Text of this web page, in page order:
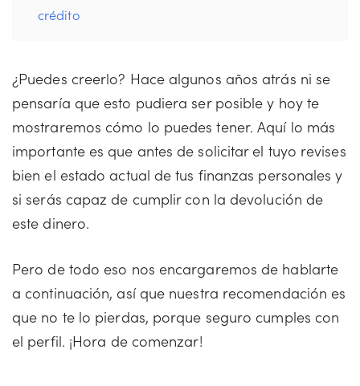
crédito
¿Puedes creerlo? Hace algunos años atrás ni se
pensaría que esto pudiera ser posible y hoy te
mostraremos cómo lo puedes tener. Aquí lo más
importante es que antes de solicitar el tuyo revises
bien el estado actual de tus finanzas personales y
si serás capaz de cumplir con la devolución de
este dinero.
Pero de todo eso nos encargaremos de hablarte
a continuación, así que nuestra recomendación es
que no te lo pierdas, porque seguro cumples con
el perfil. ¡Hora de comenzar!